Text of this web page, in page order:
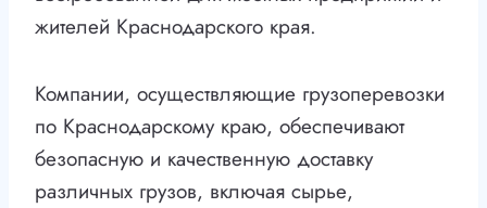
жителей Краснодарского края.
Компании, осуществляющие грузоперевозки
по Краснодарскому краю, обеспечивают
безопасную и качественную доставку
различных грузов, включая сырье,